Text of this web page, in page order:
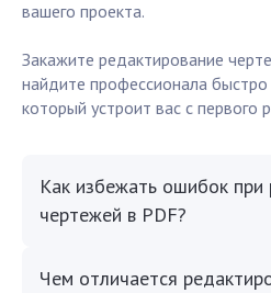
вашего проекта.
Закажите редактирование
найдите профессионала быстро
который устроит вас с первого
Как избежать ошибок при
чертежей в PDF?
Чем отличается